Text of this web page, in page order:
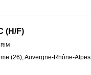
(H/F)
(26), Auvergne-Rhône-Alpes